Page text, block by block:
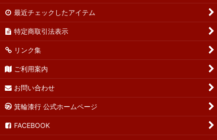
最近チェックしたアイテム
特定商取引法表示
リンク集
ご利用案内
お問い合わせ
箕輪漆行 公式ホームページ
FACEBOOK